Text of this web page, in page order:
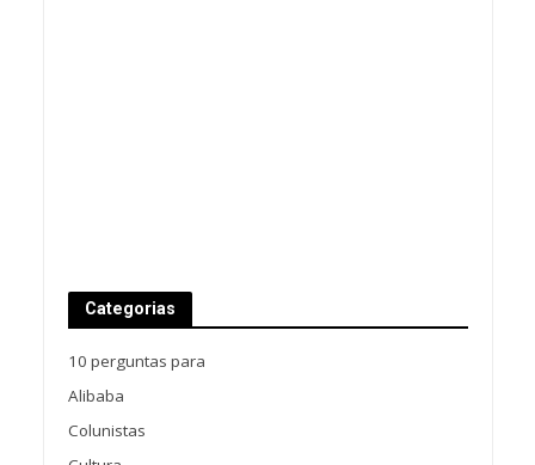
Categorias
10 perguntas para
Alibaba
Colunistas